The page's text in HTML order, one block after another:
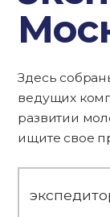
Здесь
ведущих
развитии
ищите свое